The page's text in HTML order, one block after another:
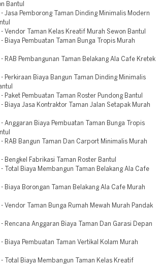
Bantul
Jasa Pemborong Taman Dinding Minimalis Modern
Vendor Taman Kelas Kreatif Murah Sewon Bantul
Biaya Pembuatan Taman Bunga Tropis Murah
RAB Pembangunan Taman Belakang Ala Cafe Kretek
Perkiraan Biaya Bangun Taman Dinding Minimalis
Paket Pembuatan Taman Roster Pundong Bantul
Biaya Jasa Kontraktor Taman Jalan Setapak Murah
Anggaran Biaya Pembuatan Taman Bunga Tropis
RAB Bangun Taman Dan Carport Minimalis Murah
Bengkel Fabrikasi Taman Roster Bantul
Total Biaya Membangun Taman Belakang Ala Cafe
Biaya Borongan Taman Belakang Ala Cafe Murah
Vendor Taman Bunga Rumah Mewah Murah Pandak
Rencana Anggaran Biaya Taman Dan Garasi Depan
Biaya Pembuatan Taman Vertikal Kolam Murah
Total Biaya Membangun Taman Kelas Kreatif